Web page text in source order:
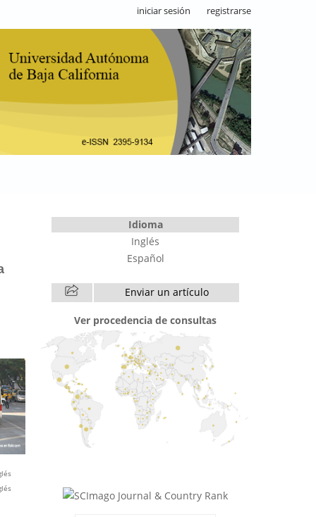
iniciar sesión registrarse
Idioma
Inglés
Español
Enviar un artículo
Ver procedencia de consultas